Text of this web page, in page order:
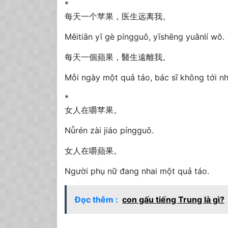
*
每天一个苹果，医生远离我。
Měitiān yī gè píngguǒ, yīshēng yuǎnlí wǒ.
每天一個蘋果，醫生遠離我。
Mỗi ngày một quả táo, bác sĩ không tới
*
女人在嚼苹果。
Nǚrén zài jiáo píngguǒ.
女人在嚼蘋果。
Người phụ nữ đang nhai một quả táo.
Đọc thêm : con gấu tiếng Trung là gì?